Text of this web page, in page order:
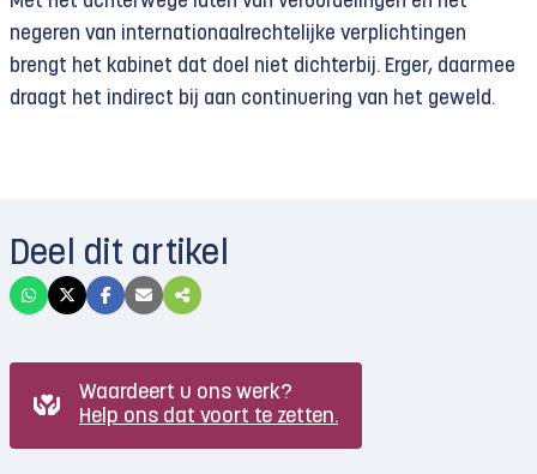
negeren van internationaalrechtelijke verplichtingen
brengt het kabinet dat doel niet dichterbij. Erger, daarmee
draagt het indirect bij aan continuering van het geweld.
Deel dit artikel
Waardeert u ons werk?
Help ons dat voort te zetten.